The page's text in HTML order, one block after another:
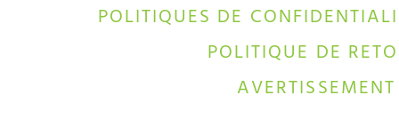
POLITIQUES DE
POLITIQUE DE
AVERTISSEMENT